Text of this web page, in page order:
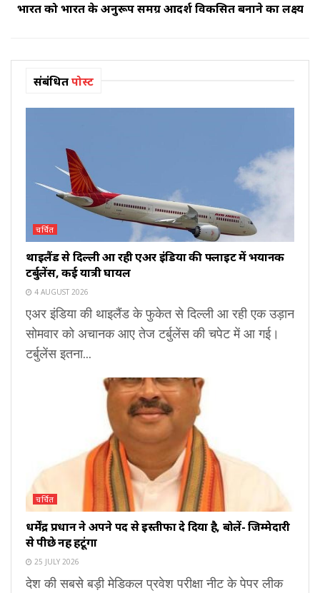
भारत को भारत के अनुरूप समग्र आदर्श विकसित बनाने का लक्ष्य
संबंधितपोस्ट
चर्चित
थाइलैंड से दिल्ली आ रही एअर इंडिया की फ्लाइट में भयानक
टर्बुलेंस, कई यात्री घायल
4 AUGUST 2026
एअर इंडिया की थाइलैंड के फुकेत से दिल्ली आ रही एक उड़ान
सोमवार को अचानक आए तेज टर्बुलेंस की चपेट में आ गई।
टर्बुलेंस इतना...
चर्चित
धर्मेंद्र प्रधान ने अपने पद से इस्तीफा दे दिया है, बोलें- जिम्मेदारी
से पीछे नहीं हटूंगा
25 JULY 2026
देश की सबसे बड़ी मेडिकल प्रवेश परीक्षा नीट के पेपर लीक